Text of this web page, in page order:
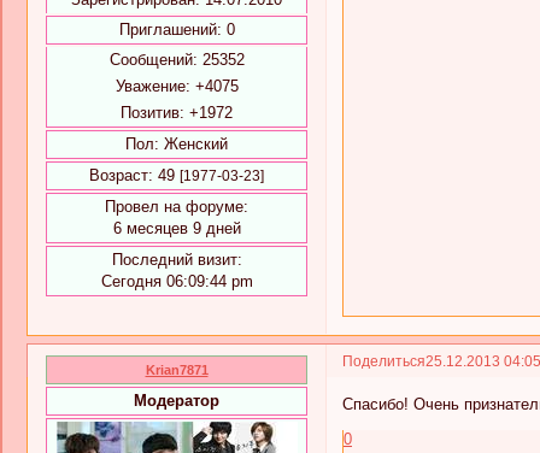
Приглашений: 0
Сообщений: 25352
Уважение: +4075
Позитив: +1972
Пол: Женский
Возраст: 49 [1977-03-23]
Провел на форуме:
6 месяцев 9 дней
Последний визит:
Сегодня 06:09:44 pm
Поделиться25.12.2013
Krian7871
Модератор
Спасибо! Очень
0